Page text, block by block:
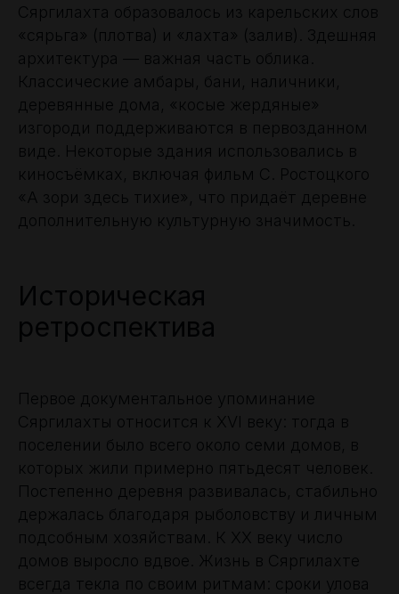
Сяргилахта образовалось из карельских слов
«сярьга» (плотва) и «лахта» (залив). Здешняя
архитектура — важная часть облика.
Классические амбары, бани, наличники,
деревянные дома, «косые жердяные»
изгороди поддерживаются в первозданном
виде. Некоторые здания использовались в
киносъёмках, включая фильм С. Ростоцкого
«А зори здесь тихие», что придаёт деревне
дополнительную культурную значимость.
Историческая
ретроспектива
Первое документальное упоминание
Сяргилахты относится к XVI веку: тогда в
поселении было всего около семи домов, в
которых жили примерно пятьдесят человек.
Постепенно деревня развивалась, стабильно
держалась благодаря рыболовству и личным
подсобным хозяйствам. К ХХ веку число
домов выросло вдвое. Жизнь в Сяргилахте
всегда текла по своим ритмам: сроки улова